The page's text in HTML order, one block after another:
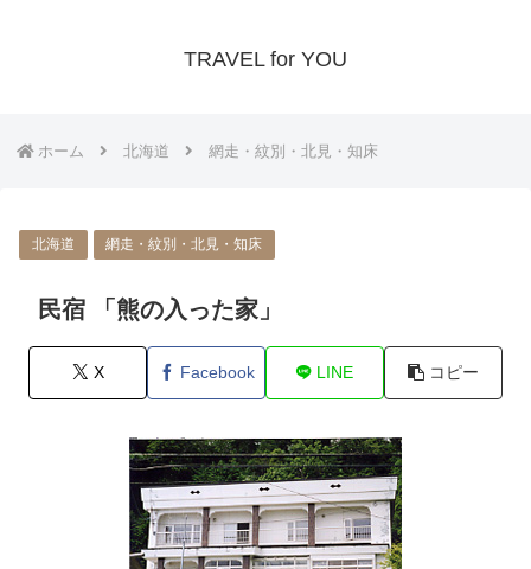
TRAVEL for YOU
ホーム 北海道 網走・紋別・北見・知床
北海道 網走・紋別・北見・知床
民宿 「熊の入った家」
X Facebook LINE コピー